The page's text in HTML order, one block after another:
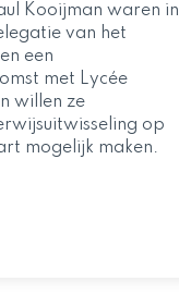
Kooijman waren in
van het
een
met Lycée
willen ze
op
mogelijk maken.